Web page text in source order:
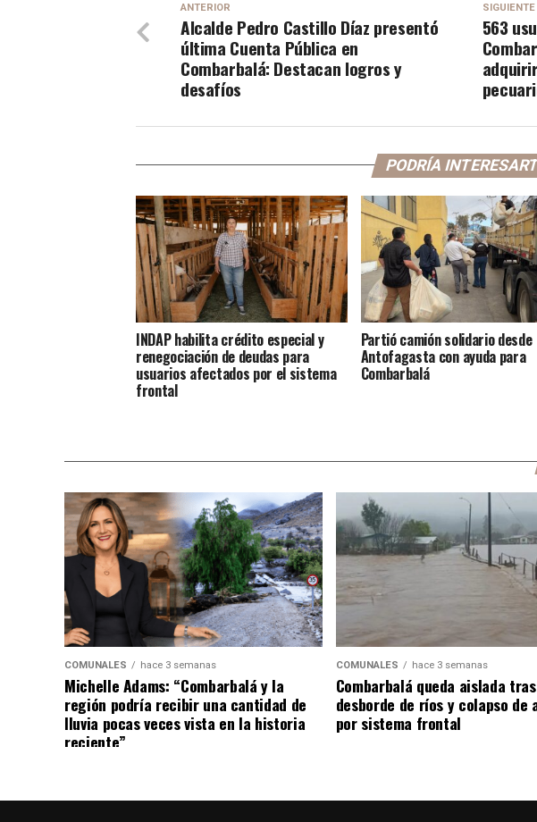
SIGUIENTE
563
ANTERIOR
Alcalde Pedro Castillo Díaz presentó
última Cuenta Pública en
Combarbalá: Destacan logros y
desafíos
PODRÍA
INDAP habilita crédito especial y
renegociación de deudas para
usuarios afectados por el sistema
frontal
Partió camión solidario desde
Antofagasta con ayuda para
Combarbalá
COMUNALES hace 3 semanas
Michelle Adams: “Combarbalá y la
región podría recibir una cantidad de
lluvia pocas veces vista en la historia
reciente”
COMUNALES hace 3 semanas
Combarbalá queda aislada tras
desborde de ríos y colapso de
por sistema frontal